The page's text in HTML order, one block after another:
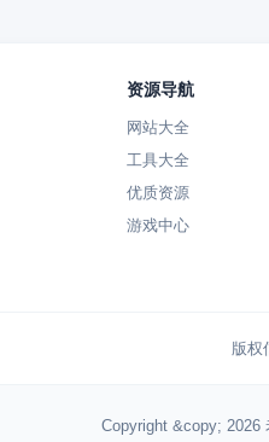
资源导航
网站大全
工具大全
优质资源
游戏中心
版权
Copyright &copy; 2026